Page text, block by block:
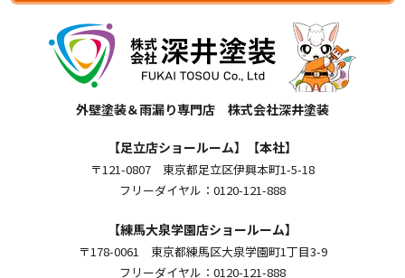
外壁塗装＆雨漏り専門店 株式会社深井塗装
【足立店ショールーム】【本社】
〒121-0807 東京都足立区伊興本町1-5-18
フリーダイヤル：0120-121-888
【練馬大泉学園店ショールーム】
〒178-0061 東京都練馬区大泉学園町1丁目3-9
フリーダイヤル：0120-121-888